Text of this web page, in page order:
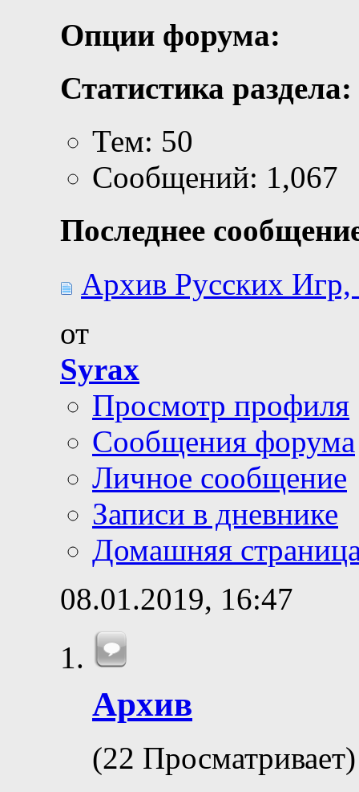
Опции форума:
Статистика раздела:
Тем: 50
Сообщений: 1,067
Последнее
Архив Русских Игр,
от
Syrax
Просмотр профиля
Сообщения форума
Личное сообщение
Записи в дневнике
Домашняя
08.01.2019, 16:47
Архив
(22 Просматривает)